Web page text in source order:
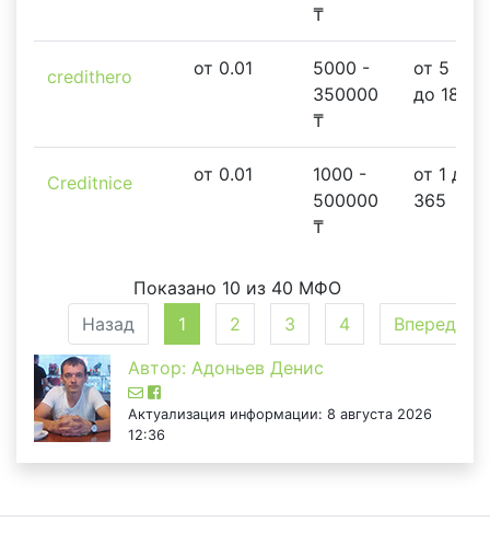
₸
credithero от 0.01
5000 -
350000
₸
от 5
до 180
Creditnice от 0.01
1000 -
500000
₸
от 1 до
365
Показано 10 из 40 МФО
Назад
1 2 3 4
Вперед
Автор: Адоньев Денис
Актуализация информации: 8 августа 2026
12:36